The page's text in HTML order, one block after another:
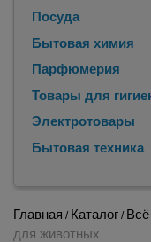
Посуда
Бытовая химия
Парфюмерия
Товары для
Электротовары
Бытовая техника
Главная / Каталог /
для животных